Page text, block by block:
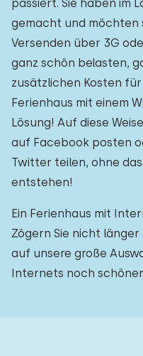
passiert. Sie haben im
gemacht und möchten
Versenden über 3G
ganz schön belasten,
zusätzlichen Kosten für
Ferienhaus mit einem
Lösung! Auf diese
auf Facebook posten
Twitter teilen, ohne
entstehen!
Ein Ferienhaus mit
Zögern Sie nicht
auf unsere große
Internets noch schöner.